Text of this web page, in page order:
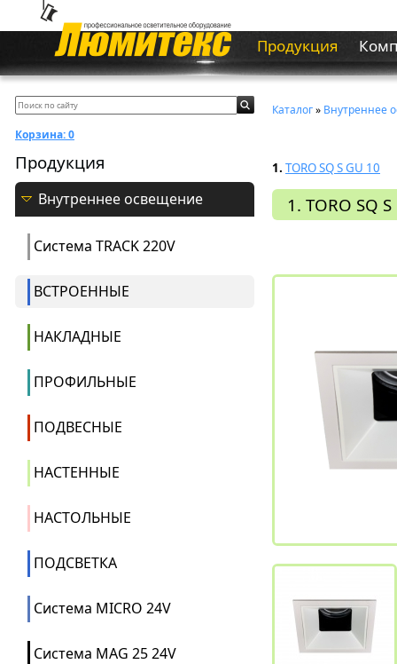
Продукция
Корзина:0
Продукция
Внутреннее освещение
Система ТRACK 220V
ВСТРОЕННЫЕ
НАКЛАДНЫЕ
ПРОФИЛЬНЫЕ
ПОДВЕСНЫЕ
НАСТЕННЫЕ
НАСТОЛЬНЫЕ
ПОДСВЕТКА
Система MICRO 24V
Система MAG 25 24V
Каталог» Внутреннее
1. TORO SQ S GU 10
1. TORO SQ